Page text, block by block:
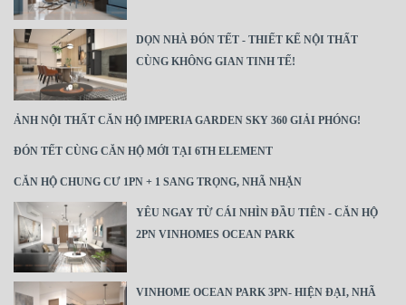
DỌN NHÀ ĐÓN TẾT - THIẾT KẾ NỘI THẤT
CÙNG KHÔNG GIAN TINH TẾ!
ẢNH NỘI THẤT CĂN HỘ IMPERIA GARDEN SKY 360 GIẢI PHÓNG!
ĐÓN TẾT CÙNG CĂN HỘ MỚI TẠI 6TH ELEMENT
CĂN HỘ CHUNG CƯ 1PN + 1 SANG TRỌNG, NHÃ NHẶN
YÊU NGAY TỪ CÁI NHÌN ĐẦU TIÊN - CĂN HỘ
2PN VINHOMES OCEAN PARK
VINHOME OCEAN PARK 3PN- HIỆN ĐẠI, NHÃ